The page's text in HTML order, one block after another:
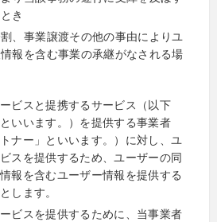
き
、事業譲渡その他の事由によりユ
報を含む事業の承継がなされる場
ビスと提携するサービス（以下
といいます。）を提供する事業者
ナー」といいます。）に対し、ユ
スを提供するため、ユーザーの同
報を含むユーザー情報を提供する
します。
ビスを提供するために、当事業者